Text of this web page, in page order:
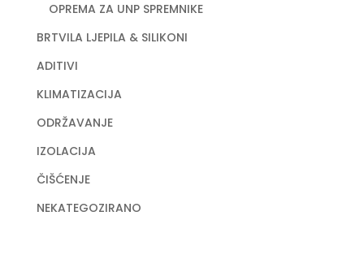
OPREMA ZA UNP SPREMNIKE
BRTVILA LJEPILA & SILIKONI
ADITIVI
KLIMATIZACIJA
ODRŽAVANJE
IZOLACIJA
ČIŠĆENJE
NEKATEGOZIRANO